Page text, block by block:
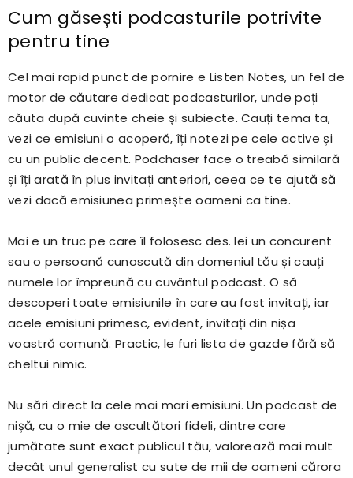
Cum găsești podcasturile potrivite
pentru tine
Cel mai rapid punct de pornire e Listen Notes, un fel de
motor de căutare dedicat podcasturilor, unde poți
căuta după cuvinte cheie și subiecte. Cauți tema ta,
vezi ce emisiuni o acoperă, îți notezi pe cele active și
cu un public decent. Podchaser face o treabă similară
și îți arată în plus invitați anteriori, ceea ce te ajută să
vezi dacă emisiunea primește oameni ca tine.
Mai e un truc pe care îl folosesc des. Iei un concurent
sau o persoană cunoscută din domeniul tău și cauți
numele lor împreună cu cuvântul podcast. O să
descoperi toate emisiunile în care au fost invitați, iar
acele emisiuni primesc, evident, invitați din nișa
voastră comună. Practic, le furi lista de gazde fără să
cheltui nimic.
Nu sări direct la cele mai mari emisiuni. Un podcast de
nișă, cu o mie de ascultători fideli, dintre care
jumătate sunt exact publicul tău, valorează mai mult
decât unul generalist cu sute de mii de oameni cărora